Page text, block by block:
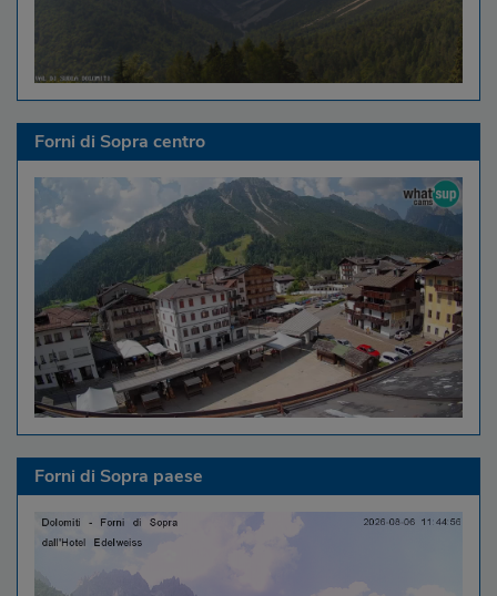
Forni di Sopra centro
Forni di Sopra paese